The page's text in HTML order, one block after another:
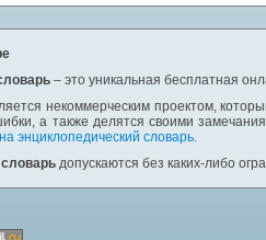
– это уникальная бесплатная
некоммерческим проектом,
а также делятся своими
энциклопедический словарь.
допускаются без каких-либо